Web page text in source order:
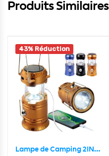
Produits Similaires
43% Réduction
Lampe de Camping 2IN1 Rechargeable Solaire Pliable YD-3589